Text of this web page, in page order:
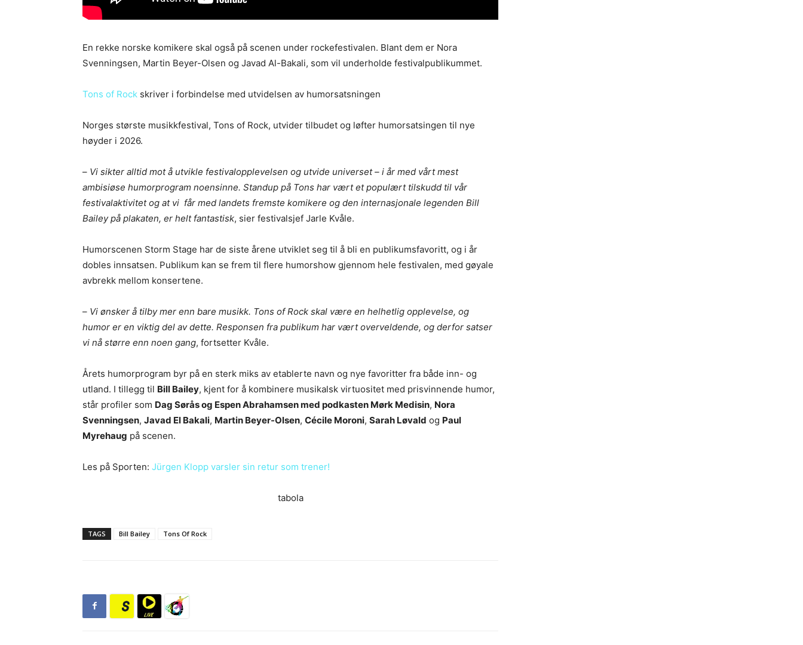
En rekke norske komikere skal også på scenen under rockefestivalen. Blant dem er Nora
Svenningsen, Martin Beyer-Olsen og Javad Al-Bakali, som vil underholde festivalpublikummet.
Tons of Rock skriver i forbindelse med utvidelsen av humorsatsningen
Norges største musikkfestival, Tons of Rock, utvider tilbudet og løfter humorsatsingen til nye
høyder i 2026.
– Vi sikter alltid mot å utvikle festivalopplevelsen og utvide universet – i år med vårt mest
ambisiøse humorprogram noensinne. Standup på Tons har vært et populært tilskudd til vår
festivalaktivitet og at vi får med landets fremste komikere og den internasjonale legenden Bill
Bailey på plakaten, er helt fantastisk, sier festivalsjef Jarle Kvåle.
Humorscenen Storm Stage har de siste årene utviklet seg til å bli en publikumsfavoritt, og i år
dobles innsatsen. Publikum kan se frem til flere humorshow gjennom hele festivalen, med gøyale
avbrekk mellom konsertene.
– Vi ønsker å tilby mer enn bare musikk. Tons of Rock skal være en helhetlig opplevelse, og
humor er en viktig del av dette. Responsen fra publikum har vært overveldende, og derfor satser
vi nå større enn noen gang, fortsetter Kvåle.
Årets humorprogram byr på en sterk miks av etablerte navn og nye favoritter fra både inn- og
utland. I tillegg til Bill Bailey, kjent for å kombinere musikalsk virtuositet med prisvinnende humor,
står profiler som Dag Sørås og Espen Abrahamsen med podkasten Mørk Medisin, Nora
Svenningsen, Javad El Bakali, Martin Beyer-Olsen, Cécile Moroni, Sarah Løvald og Paul
Myrehaug på scenen.
Les på Sporten: Jürgen Klopp varsler sin retur som trener!
tabola
TAGS Bill Bailey Tons Of Rock